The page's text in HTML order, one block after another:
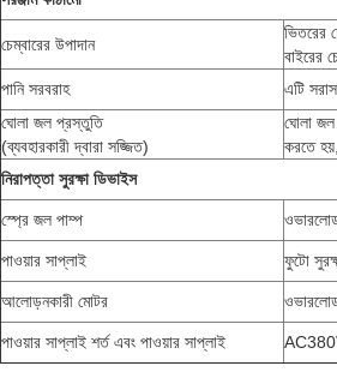
চেম্বারের উপাদান
ভিতরের
বাইরের
পানি সরবরাহ
এটি
ঘোলা জল প্রস্তুতি
(ব্যবহারকারী দ্বারা সজ্জিত)
ঘোলা জল
করতে
নিরাপত্তা সুরক্ষা ডিভাইস
স্প্রে জল পাম্প
পাওয়ার সাপ্লাই ফুটো
আলোড়নকারী মোটর
পাওয়ার সাপ্লাই শর্ত এবং পাওয়ার সাপ্লাই